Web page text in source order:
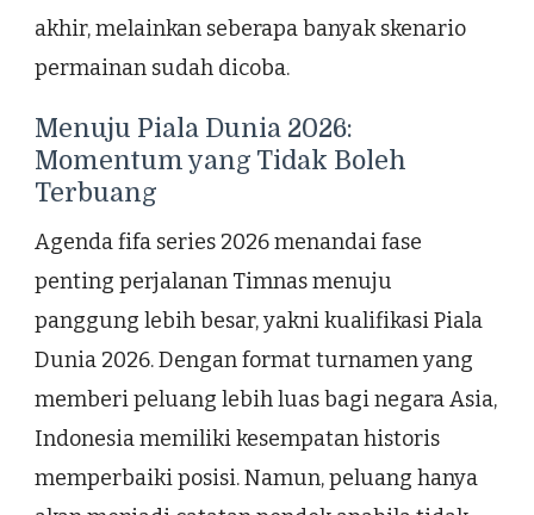
akhir, melainkan seberapa banyak skenario
permainan sudah dicoba.
Menuju Piala Dunia 2026:
Momentum yang Tidak Boleh
Terbuang
Agenda fifa series 2026 menandai fase
penting perjalanan Timnas menuju
panggung lebih besar, yakni kualifikasi Piala
Dunia 2026. Dengan format turnamen yang
memberi peluang lebih luas bagi negara Asia,
Indonesia memiliki kesempatan historis
memperbaiki posisi. Namun, peluang hanya